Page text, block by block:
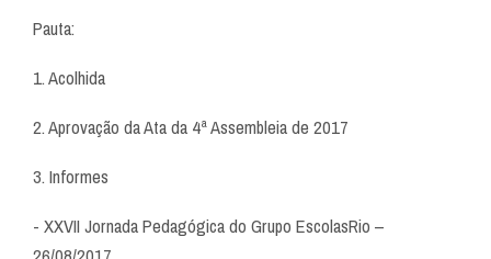
Pauta:
1. Acolhida
2. Aprovação da Ata da 4ª Assembleia de 2017
3. Informes
- XXVII Jornada Pedagógica do Grupo EscolasRio –